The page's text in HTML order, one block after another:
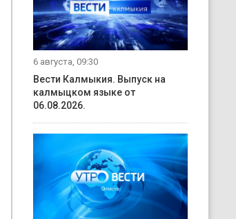
6 августа, 09:30
Вести Калмыкия. Выпуск на
калмыцком языке от
06.08.2026.